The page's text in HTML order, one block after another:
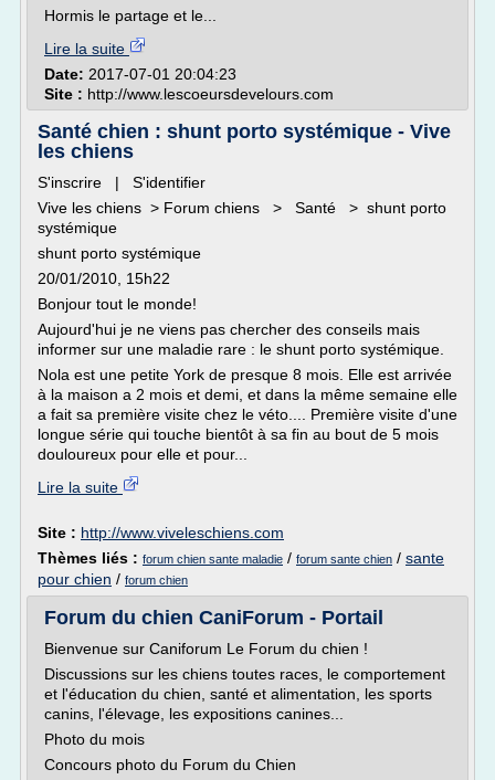
Hormis le partage et le...
Lire la suite
Date: 2017-07-01 20:04:23
Site : http://www.lescoeursdevelours.com
Santé chien : shunt porto systémique - Vive
les chiens
S'inscrire | S'identifier
Vive les chiens > Forum chiens > Santé > shunt porto
systémique
shunt porto systémique
20/01/2010, 15h22
Bonjour tout le monde!
Aujourd'hui je ne viens pas chercher des conseils mais
informer sur une maladie rare : le shunt porto systémique.
Nola est une petite York de presque 8 mois. Elle est arrivée
à la maison a 2 mois et demi, et dans la même semaine elle
a fait sa première visite chez le véto.... Première visite d'une
longue série qui touche bientôt à sa fin au bout de 5 mois
douloureux pour elle et pour...
Lire la suite
Site : http://www.viveleschiens.com
Thèmes liés : forum chien sante maladie / forum sante chien / sante
pour chien / forum chien
Forum du chien CaniForum - Portail
Bienvenue sur Caniforum Le Forum du chien !
Discussions sur les chiens toutes races, le comportement
et l'éducation du chien, santé et alimentation, les sports
canins, l'élevage, les expositions canines...
Photo du mois
Concours photo du Forum du Chien